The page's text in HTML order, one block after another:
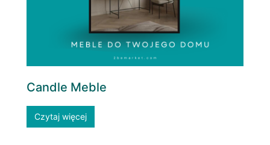
Candle Meble
Czytaj więcej